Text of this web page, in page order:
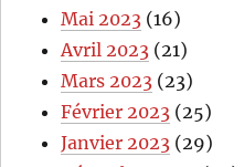
Mai 2023 (16)
Avril 2023 (21)
Mars 2023 (23)
Février 2023 (25)
Janvier 2023 (29)